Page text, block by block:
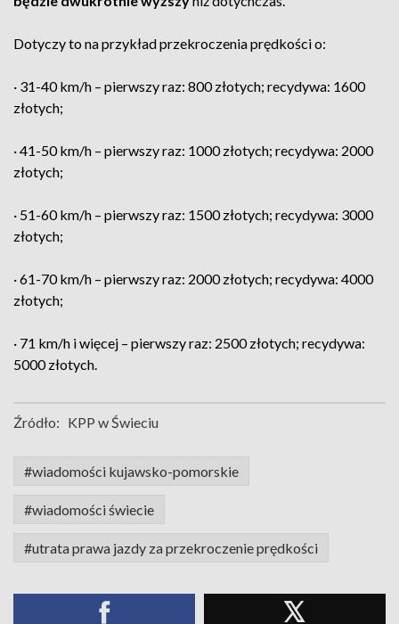
Dotyczy to na przykład przekroczenia prędkości o:
· 31-40 km/h – pierwszy raz: 800 złotych; recydywa: 1600
złotych;
· 41-50 km/h – pierwszy raz: 1000 złotych; recydywa: 2000
złotych;
· 51-60 km/h – pierwszy raz: 1500 złotych; recydywa: 3000
złotych;
· 61-70 km/h – pierwszy raz: 2000 złotych; recydywa: 4000
złotych;
· 71 km/h i więcej – pierwszy raz: 2500 złotych; recydywa:
5000 złotych.
Źródło: KPP w Świeciu
#wiadomości kujawsko-pomorskie
#wiadomości świecie
#utrata prawa jazdy za przekroczenie prędkości